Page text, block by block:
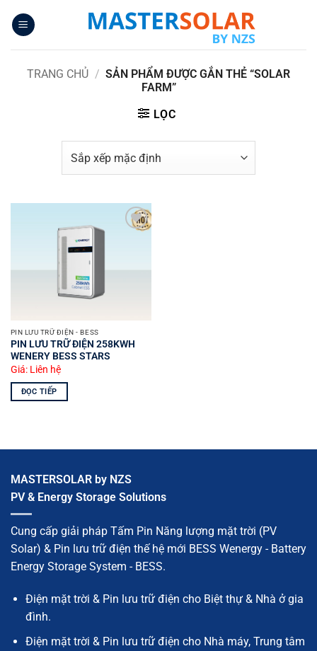
qua
TRANG CHỦ / SẢN PHẨM ĐƯỢC GẮN THẺ “SOLAR
FARM”
LỌC
PIN LƯU TRỮ ĐIỆN - BESS
PIN LƯU TRỮ ĐIỆN 258KWH
WENERY BESS STARS
Giá: Liên hệ
ĐỌC TIẾP
MASTERSOLAR by NZS
PV & Energy Storage Solutions
Cung cấp giải pháp Tấm Pin Năng lượng mặt trời (PV
Solar) & Pin lưu trữ điện thế hệ mới BESS Wenergy - Battery
Energy Storage System - BESS.
Điện mặt trời & Pin lưu trữ điện cho Biệt thự & Nhà ở gia
đình.
Điện mặt trời & Pin lưu trữ điện cho Nhà máy, Trung tâm